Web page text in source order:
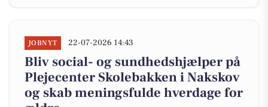
JOBNYT 22-07-2026 14:43
Bliv social- og sundhedshjælper på
Plejecenter Skolebakken i Nakskov
og skab meningsfulde hverdage for